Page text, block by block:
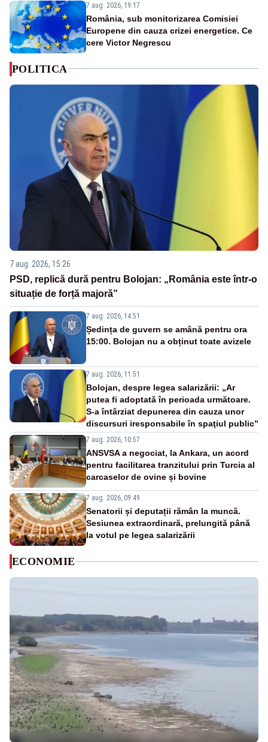
7 aug. 2026, 19:17
România, sub monitorizarea Comisiei
Europene din cauza crizei energetice. Ce
cere Victor Negrescu
POLITICA
7 aug. 2026, 15:26
PSD, replică dură pentru Bolojan: „România este într-o
situație de forță majoră”
7 aug. 2026, 14:51
Ședința de guvern se amână pentru ora
15:00. Bolojan nu a obținut toate avizele
7 aug. 2026, 11:51
Bolojan, despre legea salarizării: „Ar
putea fi adoptată în perioada următoare.
S-a întârziat depunerea din cauza unor
discursuri iresponsabile în spaţiul public”
7 aug. 2026, 10:57
ANSVSA a negociat, la Ankara, un acord
pentru facilitarea tranzitului prin Turcia al
carcaselor de ovine și bovine
7 aug. 2026, 09:49
Senatorii și deputații rămân la muncă.
Sesiunea extraordinară, prelungită până
la votul pe legea salarizării
ECONOMIE